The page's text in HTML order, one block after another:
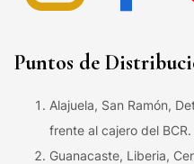
Puntos de
Alajuela, San Ramón,
frente al cajero del BCR.
Guanacaste, Liberia,